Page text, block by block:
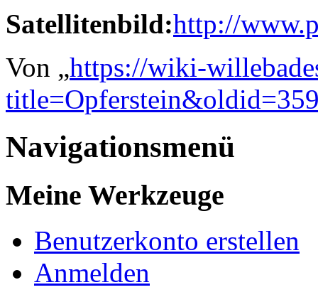
Satellitenbild:http://
Von „https://wiki-
Navigationsmenü
Meine Werkzeuge
Benutzerkonto erstellen
Anmelden